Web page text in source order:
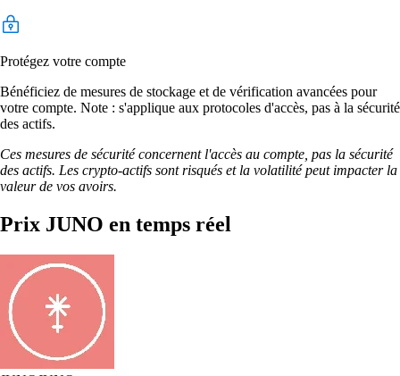
Protégez votre compte
Bénéficiez de mesures de stockage et de vérification avancées pour
votre compte. Note : s'applique aux protocoles d'accès, pas à la sécurité
des actifs.
Ces mesures de sécurité concernent l'accès au compte, pas la sécurité
des actifs. Les crypto-actifs sont risqués et la volatilité peut impacter la
valeur de vos avoirs.
Prix JUNO en temps réel